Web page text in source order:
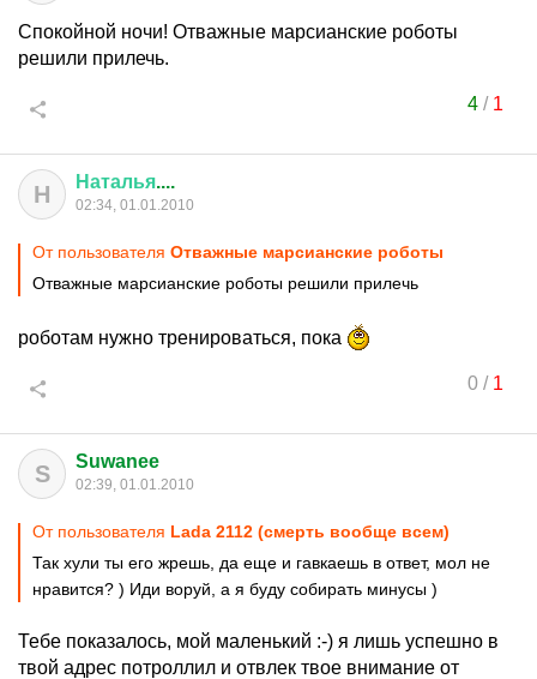
Спокойной ночи! Отважные марсианские роботы
решили прилечь.
4/ 1
Н Наталья....
02:34, 01.01.2010
От пользователя Отважные марсианские роботы
Отважные марсианские роботы решили прилечь
роботам нужно тренироваться, пока
0/ 1
S Suwanee
02:39, 01.01.2010
От пользователя Lada 2112 (смерть вообще всем)
Так хули ты его жрешь, да еще и гавкаешь в ответ, мол не
нравится? ) Иди воруй, а я буду собирать минусы )
Тебе показалось, мой маленький :-) я лишь успешно в
твой адрес потроллил и отвлек твое внимание от